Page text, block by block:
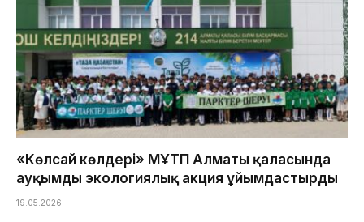
«Көлсай көлдері» МҰТП Алматы қаласында
ауқымды экологиялық акция ұйымдастырды
19.05.2026